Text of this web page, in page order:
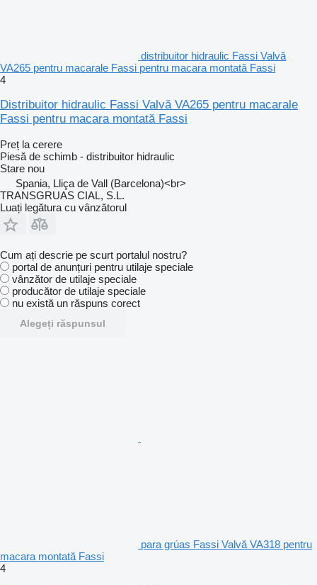
distribuitor hidraulic Fassi Valvă
VA265 pentru macarale Fassi pentru macara montată Fassi
4
Distribuitor hidraulic Fassi Valvă VA265 pentru macarale
Fassi pentru macara montată Fassi
Preț la cerere
Piesă de schimb - distribuitor hidraulic
Stare nou
Spania, Lliça de Vall (Barcelona)<br>
TRANSGRUAS CIAL, S.L.
Luați legătura cu vânzătorul
Cum ați descrie pe scurt portalul nostru?
portal de anunțuri pentru utilaje speciale
vânzător de utilaje speciale
producător de utilaje speciale
nu există un răspuns corect
Alegeți răspunsul
para grúas Fassi Valvă VA318 pentru
macara montată Fassi
4